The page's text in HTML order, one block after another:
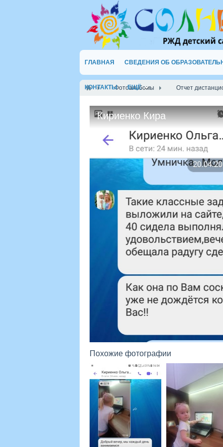
ГЛАВНАЯ СВЕДЕНИЯ ОБ
КОНТАКТЫ ЕЩЁ
Фотоальбомы Отчет
Кириенко Кира
Похожие фотографии